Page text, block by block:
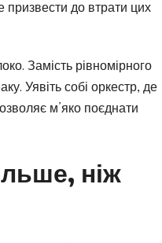
призвести до втрати цих
Замість рівномірного
Уявіть собі оркестр, де
м’яко поєднати
ніж